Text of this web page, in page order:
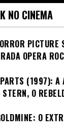
NO CINEMA
PICTURE
OPERA
(1997): A
O
O